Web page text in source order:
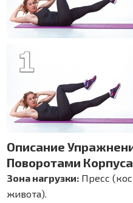
Описание
Поворотами
Зона нагрузки: Пресс (
живота).